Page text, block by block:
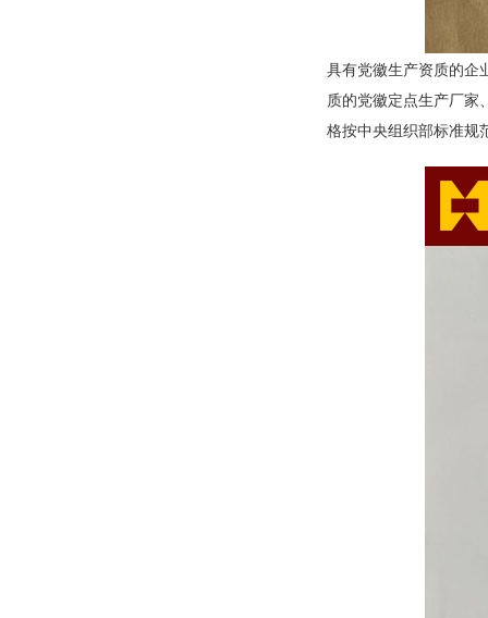
具有党徽生产资质的企
质的党徽定点生产厂
格按中央组织部标准规